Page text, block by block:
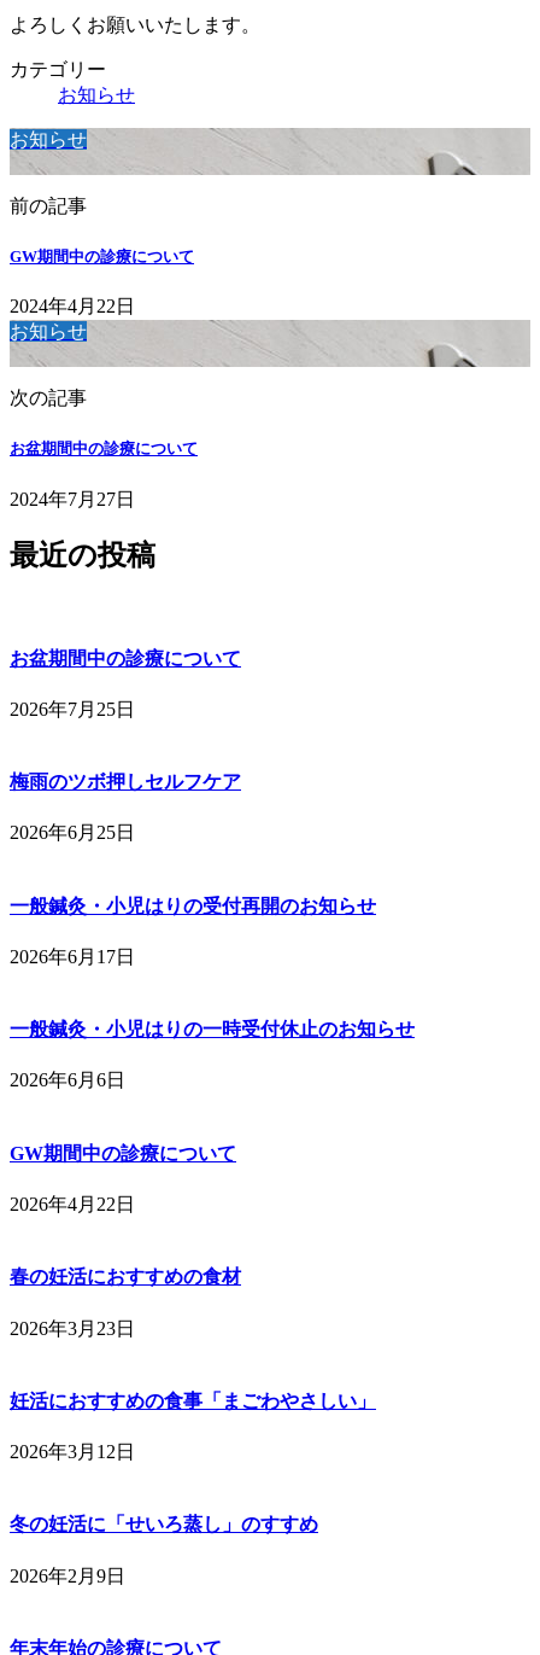
よろしくお願いいたします。
カテゴリー
お知らせ
お知らせ
前の記事
GW期間中の診療について
2024年4月22日
お知らせ
次の記事
お盆期間中の診療について
2024年7月27日
最近の投稿
お盆期間中の診療について
2026年7月25日
梅雨のツボ押しセルフケア
2026年6月25日
一般鍼灸・小児はりの受付再開のお知らせ
2026年6月17日
一般鍼灸・小児はりの一時受付休止のお知らせ
2026年6月6日
GW期間中の診療について
2026年4月22日
春の妊活におすすめの食材
2026年3月23日
妊活におすすめの食事「まごわやさしい」
2026年3月12日
冬の妊活に「せいろ蒸し」のすすめ
2026年2月9日
年末年始の診療について